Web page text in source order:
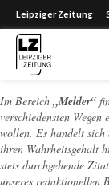
Leipziger Zeitung
Im Bereich „Melder“
verschiedensten
wollen. Es handelt
ihren Wahrheitsgehalt
stets durchgehende
unseres redaktionellen